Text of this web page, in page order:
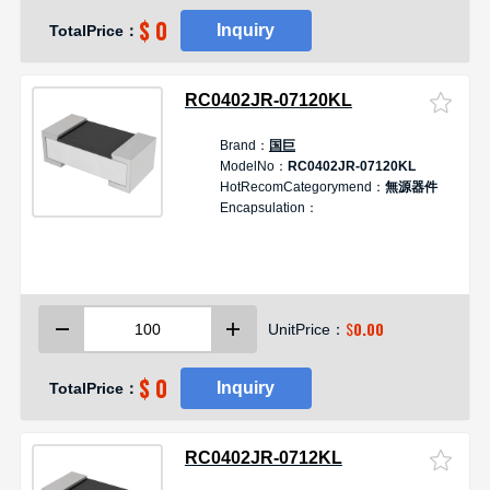
TotalPrice： $ 0 Inquiry
RC0402JR-07120KL
Brand： 国巨
ModelNo： RC0402JR-07120KL
HotRecomCategorymend： 無源器件
Encapsulation：
UnitPrice： $0.00
TotalPrice： $ 0 Inquiry
RC0402JR-0712KL